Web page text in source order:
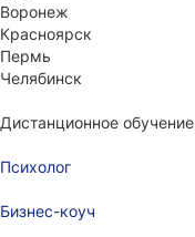
Воронеж
Красноярск
Пермь
Челябинск
Дистанционное обучение
Психолог
Бизнес-коуч